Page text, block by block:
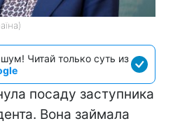
Читай только суть из
посаду заступника
Вона займала